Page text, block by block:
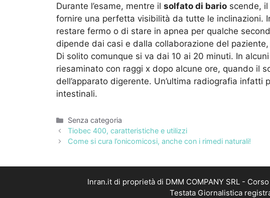
Durante l’esame, mentre il solfato di bario scende,
fornire una perfetta visibilità da tutte le inclinazioni.
restare fermo o di stare in apnea per qualche
dipende dai casi e dalla collaborazione del
Di solito comunque si va dai 10 ai 20 minuti. In
riesaminato con raggi x dopo alcune ore, quando il
dell’apparato digerente. Un’ultima radiografia infatti
intestinali.
Categorie
Senza categoria
Tiobec 400, caratteristiche e utilizzi
Come si cura l’onicomicosi, anche con i rimedi naturali!
Inran.it di proprietà di DMM COMPANY SRL -
Testata Giornalistica